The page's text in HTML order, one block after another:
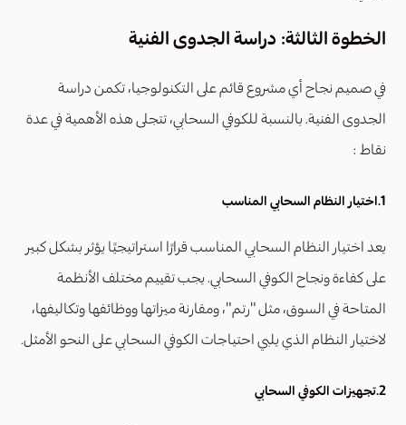
الخطوة الثالثة: دراسة الجدوى الفنية
في صميم نجاح أي مشروع قائم على التكنولوجيا، تكمن دراسة
الجدوى الفنية. بالنسبة للكوفي السحابي، تتجلى هذه الأهمية في عدة
نقاط :
1.اختيار النظام السحابي المناسب
يعد اختيار النظام السحابي المناسب قرارًا استراتيجيًا يؤثر بشكل كبير
على كفاءة ونجاح الكوفي السحابي. يجب تقييم مختلف الأنظمة
المتاحة في السوق، مثل "رتم"، ومقارنة ميزاتها ووظائفها وتكاليفها،
لاختيار النظام الذي يلبي احتياجات الكوفي السحابي على النحو الأمثل.
2.تجهيزات الكوفي السحابي